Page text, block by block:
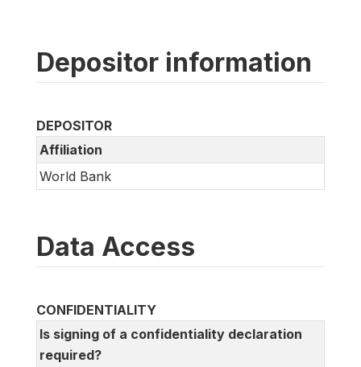
Depositor information
DEPOSITOR
Affiliation
World Bank
Data Access
CONFIDENTIALITY
Is signing of a confidentiality declaration
required?